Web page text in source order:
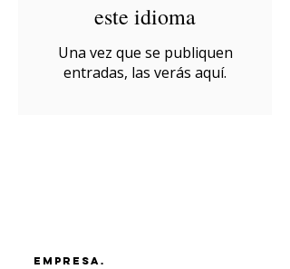
este idioma
Una vez que se publiquen
entradas, las verás aquí.
EMPRESA.